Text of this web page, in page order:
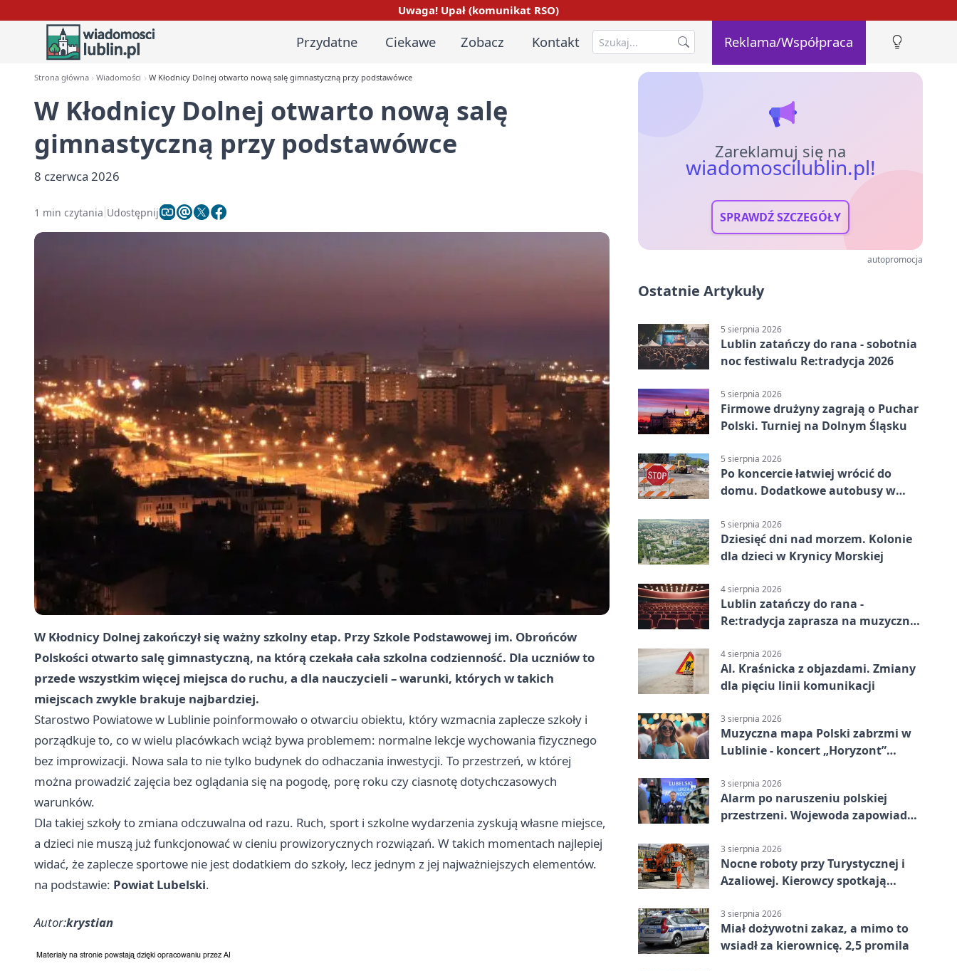
Uwaga! Upał (komunikat RSO)
Przydatne Ciekawe Zobacz Kontakt Reklama/Współpraca
Strona główna Wiadomości W Kłodnicy Dolnej otwarto nową salę gimnastyczną przy podstawówce
W Kłodnicy Dolnej otwarto nową salę
gimnastyczną przy podstawówce
8 czerwca 2026
1 min czytania Udostępnij
W Kłodnicy Dolnej zakończył się ważny szkolny etap. Przy Szkole Podstawowej im. Obrońców
Polskości otwarto salę gimnastyczną, na którą czekała cała szkolna codzienność. Dla uczniów to
przede wszystkim więcej miejsca do ruchu, a dla nauczycieli – warunki, których w takich
miejscach zwykle brakuje najbardziej.
Starostwo Powiatowe w Lublinie poinformowało o otwarciu obiektu, który wzmacnia zaplecze szkoły i
porządkuje to, co w wielu placówkach wciąż bywa problemem: normalne lekcje wychowania fizycznego
bez improwizacji. Nowa sala to nie tylko budynek do odhaczania inwestycji. To przestrzeń, w której
można prowadzić zajęcia bez oglądania się na pogodę, porę roku czy ciasnotę dotychczasowych
warunków.
Dla takiej szkoły to zmiana odczuwalna od razu. Ruch, sport i szkolne wydarzenia zyskują własne miejsce,
a dzieci nie muszą już funkcjonować w cieniu prowizorycznych rozwiązań. W takich momentach najlepiej
widać, że zaplecze sportowe nie jest dodatkiem do szkoły, lecz jednym z jej najważniejszych elementów.
na podstawie: Powiat Lubelski.
Autor:krystian
Zareklamuj się na
wiadomoscilublin.pl!
SPRAWDŹ SZCZEGÓŁY
autopromocja
Ostatnie Artykuły
5 sierpnia 2026
Lublin zatańczy do rana - sobotnia
noc festiwalu Re:tradycja 2026
5 sierpnia 2026
Firmowe drużyny zagrają o Puchar
Polski. Turniej na Dolnym Śląsku
5 sierpnia 2026
Po koncercie łatwiej wrócić do
domu. Dodatkowe autobusy w
5 sierpnia 2026
Dziesięć dni nad morzem. Kolonie
dla dzieci w Krynicy Morskiej
4 sierpnia 2026
Lublin zatańczy do rana -
Re:tradycja zaprasza na muzyczną
4 sierpnia 2026
Al. Kraśnicka z objazdami. Zmiany
dla pięciu linii komunikacji
3 sierpnia 2026
Muzyczna mapa Polski zabrzmi w
Lublinie - koncert „Horyzont”
3 sierpnia 2026
Alarm po naruszeniu polskiej
przestrzeni. Wojewoda zapowiada
3 sierpnia 2026
Nocne roboty przy Turystycznej i
Azaliowej. Kierowcy spotkają
3 sierpnia 2026
Miał dożywotni zakaz, a mimo to
wsiadł za kierownicę. 2,5 promila